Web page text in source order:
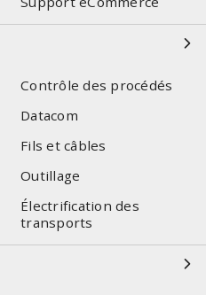
Contrôle des procédés
Datacom
Fils et câbles
Outillage
Électrification des
transports